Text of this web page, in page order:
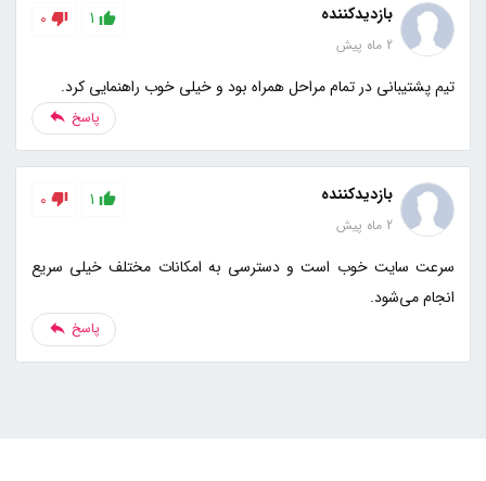
بازدیدکننده
2 ماه پیش
1
0
تیم پشتیبانی در تمام مراحل همراه بود و خیلی خوب راهنمایی کرد.
پاسخ
بازدیدکننده
2 ماه پیش
1
0
سرعت سایت خوب است و دسترسی به امکانات مختلف خیلی سریع
انجام می‌شود.
پاسخ